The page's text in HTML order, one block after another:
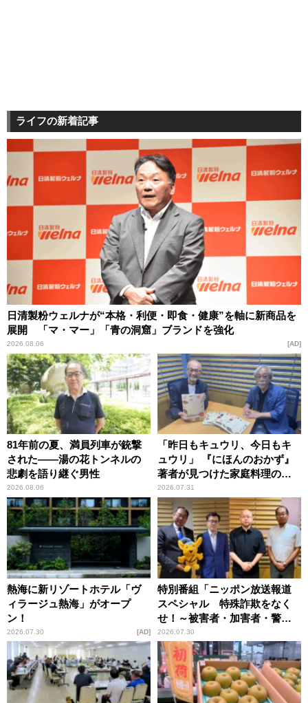
ライフの新着記事
日清製粉ウェルナが“本格・利便・即食・健康”を軸に新商品を
展開 「マ・マー」「青の洞窟」ブランドを強化
2026.08.06 AD
81年前の夏、満員列車が銃撃
された――湯の花トンネルの
悲劇を語り継ぐ男性
2026.08.06
「昨日もキュウリ、今日もキ
ュウリ」 『にほんのおかず』
著者が見つけた家庭料理の知
恵
2026.07.31
熱海に新リゾートホテル「ヴ
ィラージュ熱海」がオープ
ン！
2026.07.30 AD
特別番組「ニッポン放送報道
スペシャル 特殊詐欺をなく
せ！～被害者・加害者・警視
庁が語るトクリュウの実態
～」放送
2026.07.30